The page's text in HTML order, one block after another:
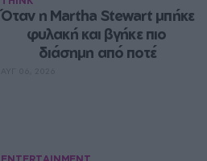
Όταν η Martha Stewart μπήκε
φυλακή και βγήκε πιο
διάσημη από ποτέ